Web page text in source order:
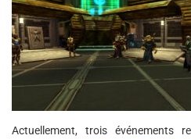
Actuellement, trois événements